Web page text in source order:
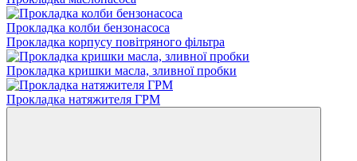
Прокладка колби бензонасоса
Прокладка корпусу повітряного фільтра
Прокладка кришки масла, зливної пробки
Прокладка натяжителя ГРМ